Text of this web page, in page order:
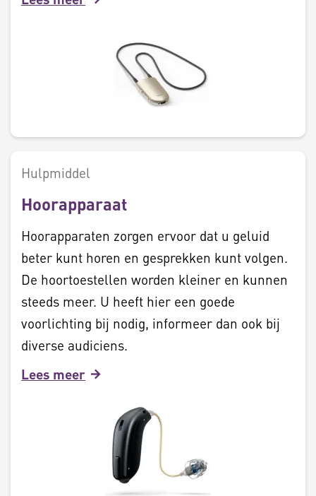
Hulpmiddel
Hoorapparaat
Hoorapparaten zorgen ervoor dat u geluid
beter kunt horen en gesprekken kunt volgen.
De hoortoestellen worden kleiner en kunnen
steeds meer. U heeft hier een goede
voorlichting bij nodig, informeer dan ook bij
diverse audiciens.
Lees meer